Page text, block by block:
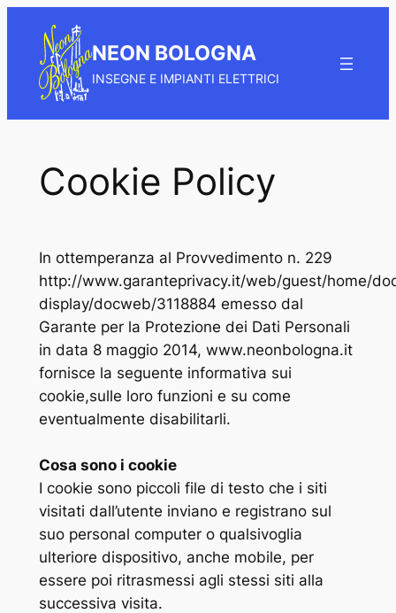
contenuto
NEON BOLOGNA
INSEGNE E IMPIANTI ELETTRICI
Cookie Policy
In ottemperanza al Provvedimento n. 229
http://www.garanteprivacy.it/web/guest/home/
display/docweb/3118884 emesso dal
Garante per la Protezione dei Dati Personali
in data 8 maggio 2014, www.neonbologna.it
fornisce la seguente informativa sui
cookie,sulle loro funzioni e su come
eventualmente disabilitarli.
Cosa sono i cookie
I cookie sono piccoli file di testo che i siti
visitati dall’utente inviano e registrano sul
suo personal computer o qualsivoglia
ulteriore dispositivo, anche mobile, per
essere poi ritrasmessi agli stessi siti alla
successiva visita.